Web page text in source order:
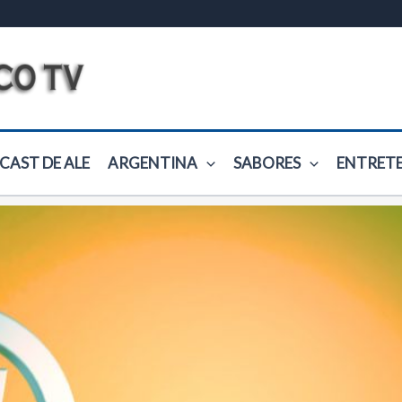
DE ALE ARGENTINA SABORES